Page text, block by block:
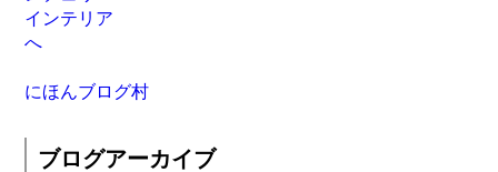
にほんブログ村
ブログアーカイブ